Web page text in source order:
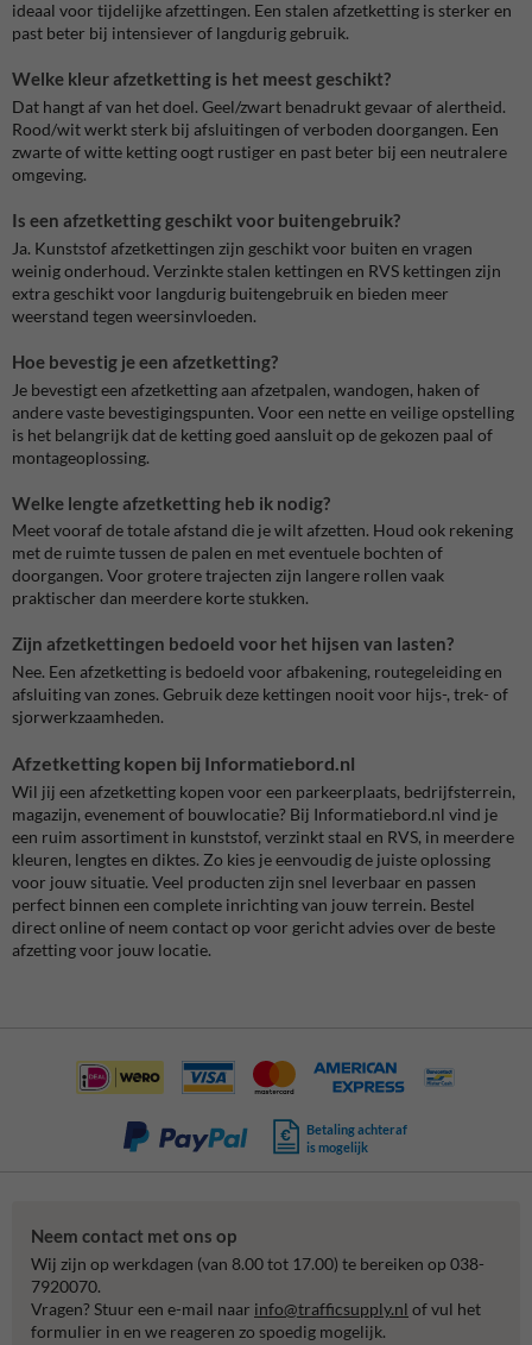
ideaal voor tijdelijke afzettingen. Een stalen afzetketting is sterker en
past beter bij intensiever of langdurig gebruik.
Welke kleur afzetketting is het meest geschikt?
Dat hangt af van het doel. Geel/zwart benadrukt gevaar of alertheid.
Rood/wit werkt sterk bij afsluitingen of verboden doorgangen. Een
zwarte of witte ketting oogt rustiger en past beter bij een neutralere
omgeving.
Is een afzetketting geschikt voor buitengebruik?
Ja. Kunststof afzetkettingen zijn geschikt voor buiten en vragen
weinig onderhoud. Verzinkte stalen kettingen en RVS kettingen zijn
extra geschikt voor langdurig buitengebruik en bieden meer
weerstand tegen weersinvloeden.
Hoe bevestig je een afzetketting?
Je bevestigt een afzetketting aan afzetpalen, wandogen, haken of
andere vaste bevestigingspunten. Voor een nette en veilige opstelling
is het belangrijk dat de ketting goed aansluit op de gekozen paal of
montageoplossing.
Welke lengte afzetketting heb ik nodig?
Meet vooraf de totale afstand die je wilt afzetten. Houd ook rekening
met de ruimte tussen de palen en met eventuele bochten of
doorgangen. Voor grotere trajecten zijn langere rollen vaak
praktischer dan meerdere korte stukken.
Zijn afzetkettingen bedoeld voor het hijsen van lasten?
Nee. Een afzetketting is bedoeld voor afbakening, routegeleiding en
afsluiting van zones. Gebruik deze kettingen nooit voor hijs-, trek- of
sjorwerkzaamheden.
Afzetketting kopen bij Informatiebord.nl
Wil jij een afzetketting kopen voor een parkeerplaats, bedrijfsterrein,
magazijn, evenement of bouwlocatie? Bij Informatiebord.nl vind je
een ruim assortiment in kunststof, verzinkt staal en RVS, in meerdere
kleuren, lengtes en diktes. Zo kies je eenvoudig de juiste oplossing
voor jouw situatie. Veel producten zijn snel leverbaar en passen
perfect binnen een complete inrichting van jouw terrein. Bestel
direct online of neem contact op voor gericht advies over de beste
afzetting voor jouw locatie.
Betaling achteraf
is mogelijk
Neem contact met ons op
Wij zijn op werkdagen (van 8.00 tot 17.00) te bereiken op 038-
7920070.
Vragen? Stuur een e-mail naar info@trafficsupply.nl of vul het
formulier in en we reageren zo spoedig mogelijk.